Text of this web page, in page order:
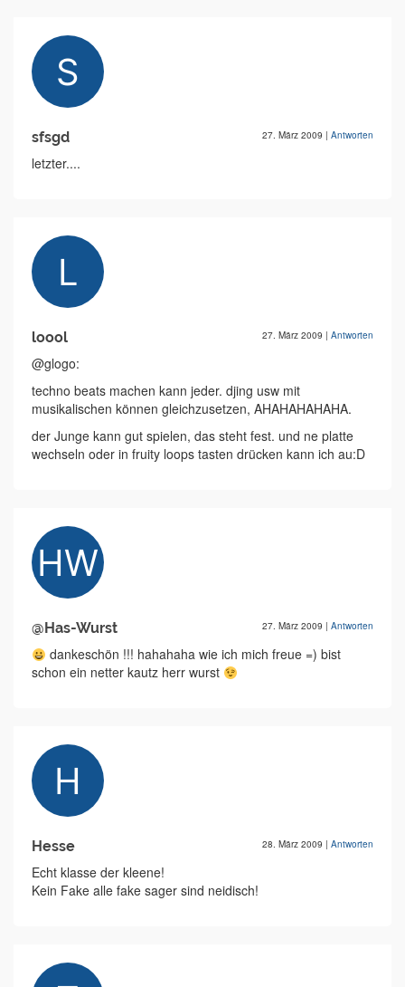
sfsgd 27. März 2009 | Antworten
letzter....
loool 27. März 2009 | Antworten
@glogo:
techno beats machen kann jeder. djing usw mit
musikalischen können gleichzusetzen, AHAHAHAHAHA.
der Junge kann gut spielen, das steht fest. und ne platte
wechseln oder in fruity loops tasten drücken kann ich au:D
@Has-Wurst 27. März 2009 | Antworten
dankeschön !!! hahahaha wie ich mich freue =) bist
schon ein netter kautz herr wurst
Hesse 28. März 2009 | Antworten
Echt klasse der kleene!
Kein Fake alle fake sager sind neidisch!